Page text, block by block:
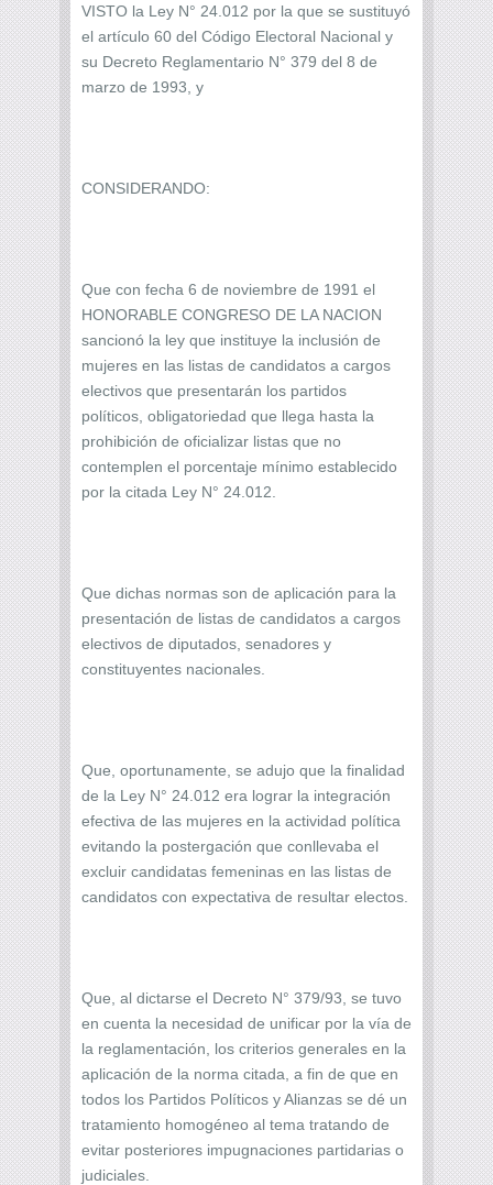
VISTO la Ley N° 24.012 por la que se sustituyó
el artículo 60 del Código Electoral Nacional y
su Decreto Reglamentario N° 379 del 8 de
marzo de 1993, y
CONSIDERANDO:
Que con fecha 6 de noviembre de 1991 el
HONORABLE CONGRESO DE LA NACION
sancionó la ley que instituye la inclusión de
mujeres en las listas de candidatos a cargos
electivos que presentarán los partidos
políticos, obligatoriedad que llega hasta la
prohibición de oficializar listas que no
contemplen el porcentaje mínimo establecido
por la citada Ley N° 24.012.
Que dichas normas son de aplicación para la
presentación de listas de candidatos a cargos
electivos de diputados, senadores y
constituyentes nacionales.
Que, oportunamente, se adujo que la finalidad
de la Ley N° 24.012 era lograr la integración
efectiva de las mujeres en la actividad política
evitando la postergación que conllevaba el
excluir candidatas femeninas en las listas de
candidatos con expectativa de resultar electos.
Que, al dictarse el Decreto N° 379/93, se tuvo
en cuenta la necesidad de unificar por la vía de
la reglamentación, los criterios generales en la
aplicación de la norma citada, a fin de que en
todos los Partidos Políticos y Alianzas se dé un
tratamiento homogéneo al tema tratando de
evitar posteriores impugnaciones partidarias o
judiciales.